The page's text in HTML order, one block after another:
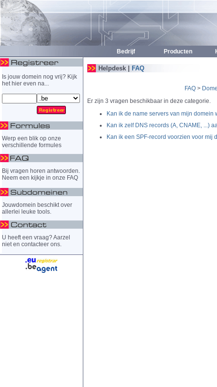
Bedrijf Producten
Is jouw domein nog vrij? Kijk
het hier even na...
Werp een blik op onze
verschillende formules
Bij vragen horen antwoorden.
Neem een kijkje in onze FAQ
Jouwdomein beschikt over
allerlei leuke tools.
U heeft een vraag? Aarzel
niet en contacteer ons.
Helpdesk | FAQ
FAQ >
Er zijn 3 vragen beschikbaar in deze categorie.
Kan ik de name servers van mijn domein
Kan ik zelf DNS records (A, CNAME, ...)
Kan ik een SPF-record voorzien voor mij